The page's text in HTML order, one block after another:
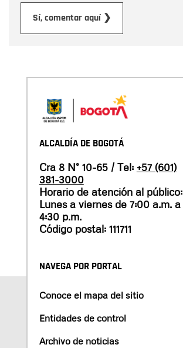
Sí, comentar aquí ❯
ALCALDÍA DE BOGOTÁ
Cra 8 N° 10-65 / Tel: +57 (601)
381-3000
Horario de atención al público:
Lunes a viernes de 7:00 a.m. a
4:30 p.m.
Código postal: 111711
NAVEGA POR PORTAL
Conoce el mapa del sitio
Entidades de control
Archivo de noticias